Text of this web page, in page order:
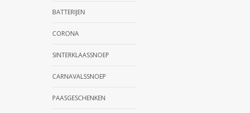
BATTERIJEN
CORONA
SINTERKLAASSNOEP
CARNAVALSSNOEP
PAASGESCHENKEN